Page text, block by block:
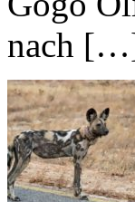
nach